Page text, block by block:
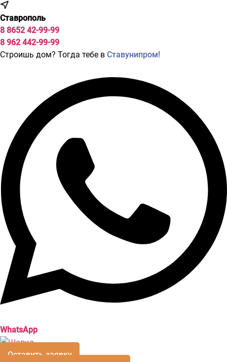
Перейти
к
содержимому
Ставрополь
8 8652 42-99-99
8 962 442-99-99
Строишь дом? Тогда тебе в Ставунипром!
WhatsApp
Оставить заявку